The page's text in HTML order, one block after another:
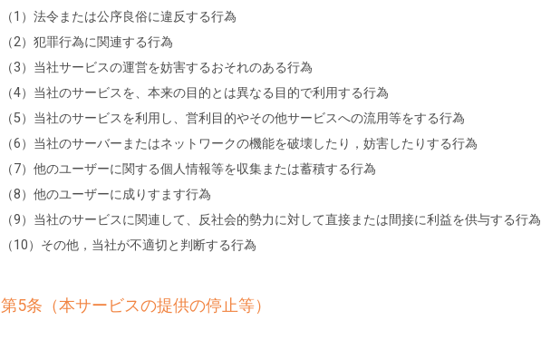
（1）法令または公序良俗に違反する行為
（2）犯罪行為に関連する行為
（3）当社サービスの運営を妨害するおそれのある行為
（4）当社のサービスを、本来の目的とは異なる目的で利用する行為
（5）当社のサービスを利用し、営利目的やその他サービスへの流用等をする行為
（6）当社のサーバーまたはネットワークの機能を破壊したり，妨害したりする行為
（7）他のユーザーに関する個人情報等を収集または蓄積する行為
（8）他のユーザーに成りすます行為
（9）当社のサービスに関連して、反社会的勢力に対して直接または間接に利益を供与する行為
（10）その他，当社が不適切と判断する行為
第5条（本サービスの提供の停止等）